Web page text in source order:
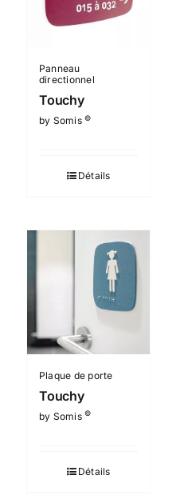
Panneau
directionnel
Touchy
by Somis©
Détails
Plaque de porte
Touchy
by Somis©
Détails